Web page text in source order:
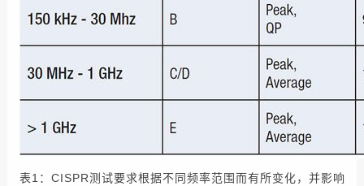
表1：CISPR测试要求根据不同频率范围而有所变化，并影响